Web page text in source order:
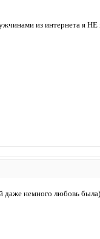
из интернета я НЕ
даже немного любовь